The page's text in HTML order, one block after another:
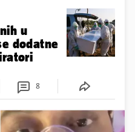
u
dodatne
8